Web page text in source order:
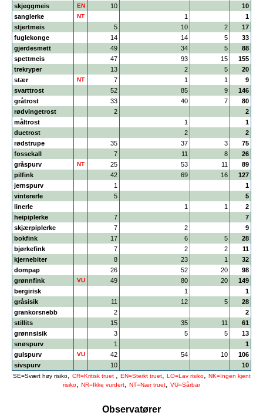
skjeggmeis
EN 10
10
sanglerke
NT 1
1
stjertmeis
5 10 2
17
fuglekonge
14 14 5
33
gjerdesmett
49 34 5
88
spettmeis
47 93 15
155
trekryper
13 2 5
20
stær
NT 7 1 1
9
svarttrost
52 85 9
146
gråtrost
33 40 7
80
rødvingetrost
2
2
måltrost
1
1
duetrost
2
2
rødstrupe
35 37 3
75
fossekall
7 11 8
26
gråspurv
NT 25 53 11
89
pilfink
42 69 16
127
jernspurv
1
1
vintererle
5
5
linerle
1 1
2
heipiplerke
7
7
skjærpiplerke
7 2
9
bokfink
17 6 5
28
bjørkefink
7 2 2
11
kjernebiter
8 23 1
32
dompap
26 52 20
98
grønnfink
VU 49 80 20
149
bergirisk
1
1
gråsisik
11 12 5
28
grankorsnebb
2
2
stillits
15 35 11
61
grønnsisik
3 5 5
13
snøspurv
1
1
gulspurv
VU 42 54 10
106
sivspurv
10 10
SE=Svært høy risiko, CR=Kritisk truet , EN=Sterkt truet, LO=Lav risiko, NK=Ingen kjent
risiko, NR=Ikke vurdert, NT=Nær truet, VU=Sårbar
Observatører